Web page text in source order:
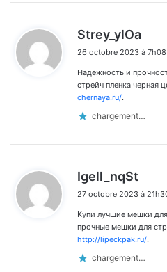
Strey_ylOa
t
:
26 octobre 2023 à 7h08
Надежность и
стрейч пленка черная
chernaya.ru/.
chargement…
Igell_nqSt
t
:
27 octobre 2023 à
Купи лучшие мешки
прочные мешки для
http://lipeckpak.ru/.
chargement…